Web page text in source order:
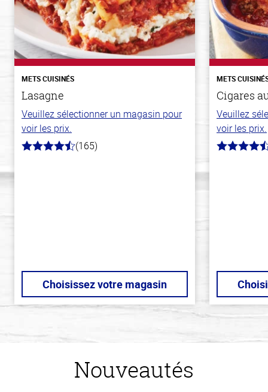
METS CUISINÉS
Lasagne
Veuillez sélectionner un magasin pour
voir les prix.
4.1
(165)
Choisissez votre magasin
METS
Cigares
Veuillez
voir les prix.
4.6
Nouveautés